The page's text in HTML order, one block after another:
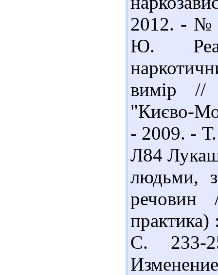
2012. - №
Ю.
вимір //
"Києво-
- 2009. -
Л84
людьми,
речовин
практика)
С. 233-